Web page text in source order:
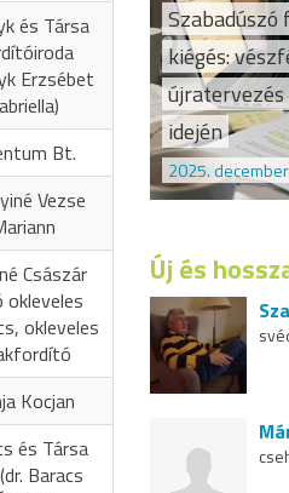
és Társa
Erzsébet
Bt.
Vezse
Császár
okleveles
okleveles
Kocjan
és Társa
Baracs
Szabadúszó
kiégés:
idején
2025.
Új és